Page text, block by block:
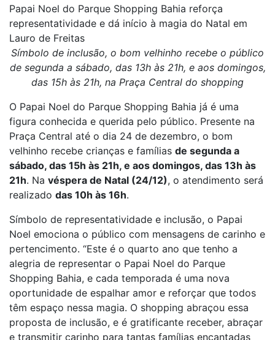
Papai Noel do Parque Shopping Bahia reforça
representatividade e dá início à magia do Natal em
Lauro de Freitas
Símbolo de inclusão, o bom velhinho recebe o público
de segunda a sábado, das 13h às 21h, e aos domingos,
das 15h às 21h, na Praça Central do shopping
O Papai Noel do Parque Shopping Bahia já é uma
figura conhecida e querida pelo público. Presente na
Praça Central até o dia 24 de dezembro, o bom
velhinho recebe crianças e famílias de segunda a
sábado, das 15h às 21h, e aos domingos, das 13h às
21h. Na véspera de Natal (24/12), o atendimento será
realizado das 10h às 16h.
Símbolo de representatividade e inclusão, o Papai
Noel emociona o público com mensagens de carinho e
pertencimento. “Este é o quarto ano que tenho a
alegria de representar o Papai Noel do Parque
Shopping Bahia, e cada temporada é uma nova
oportunidade de espalhar amor e reforçar que todos
têm espaço nessa magia. O shopping abraçou essa
proposta de inclusão, e é gratificante receber, abraçar
e transmitir carinho para tantas famílias encantadas